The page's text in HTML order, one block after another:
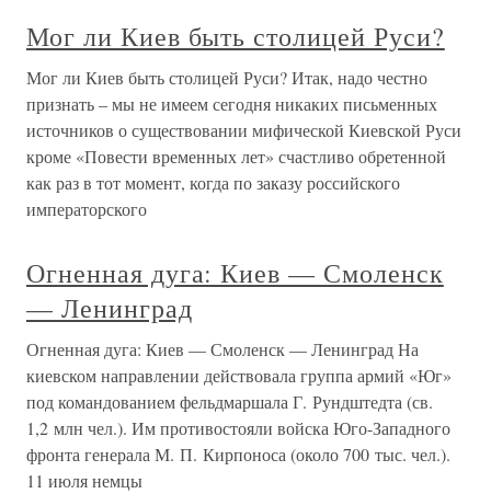
Мог ли Киев быть столицей Руси?
Мог ли Киев быть столицей Руси? Итак, надо честно
признать – мы не имеем сегодня никаких письменных
источников о существовании мифической Киевской Руси
кроме «Повести временных лет» счастливо обретенной
как раз в тот момент, когда по заказу российского
императорского
Огненная дуга: Киев — Смоленск
— Ленинград
Огненная дуга: Киев — Смоленск — Ленинград На
киевском направлении действовала группа армий «Юг»
под командованием фельдмаршала Г. Рундштедта (св.
1,2 млн чел.). Им противостояли войска Юго-Западного
фронта генерала М. П. Кирпоноса (около 700 тыс. чел.).
11 июля немцы